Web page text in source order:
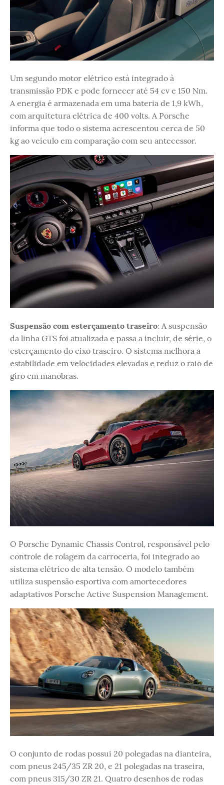
Um segundo motor elétrico está integrado à
transmissão PDK e pode fornecer até 54 cv e 150 Nm.
A energia é armazenada em uma bateria de 1,9 kWh,
com arquitetura elétrica de 400 volts. A Porsche
informa que todo o sistema acrescentou cerca de 50
kg ao veículo em comparação com seu antecessor.
Suspensão com esterçamento traseiro: A suspensão
da linha GTS foi atualizada e passa a incluir, de série, o
esterçamento do eixo traseiro. O sistema melhora a
estabilidade em velocidades elevadas e reduz o raio de
giro em manobras.
O Porsche Dynamic Chassis Control, responsável pelo
controle de rolagem da carroceria, foi integrado ao
sistema elétrico de alta tensão. O modelo também
utiliza suspensão esportiva com amortecedores
adaptativos Porsche Active Suspension Management.
O conjunto de rodas possui 20 polegadas na dianteira,
com pneus 245/35 ZR 20, e 21 polegadas na traseira,
com pneus 315/30 ZR 21. Quatro desenhos de rodas